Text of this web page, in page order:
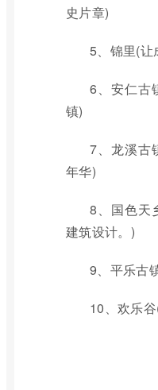
史片章)
5、锦里(让
6、安仁古
镇)
7、龙溪古
年华)
8、国色天
建筑设计。)
9、平乐古
10、欢乐